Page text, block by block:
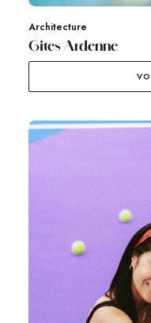
Architecture
Gites Ardenne